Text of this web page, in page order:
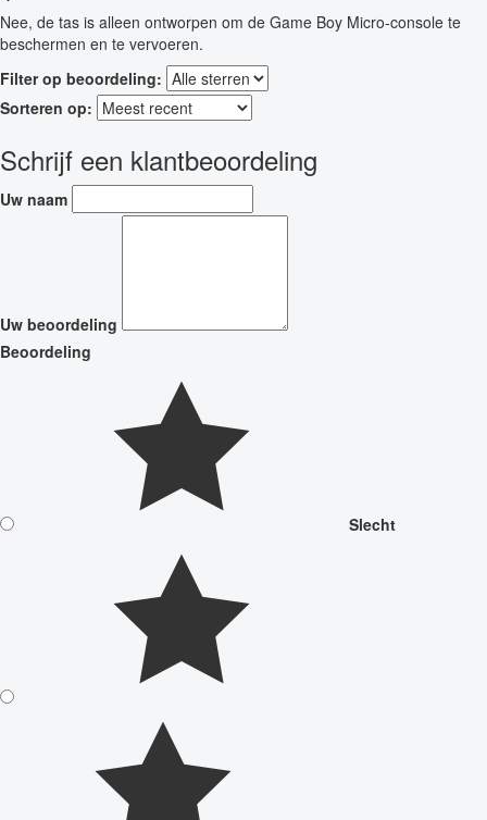
Nee, de tas is alleen ontworpen om de Game Boy Micro-console te
beschermen en te vervoeren.
Filter op beoordeling:
Sorteren op:
Schrijf een klantbeoordeling
Uw naam
Uw beoordeling
Beoordeling
Slecht